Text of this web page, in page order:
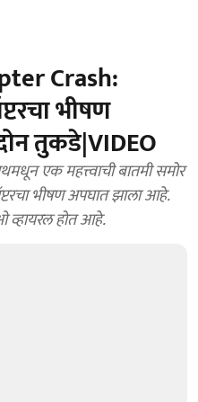
Crash:
भीषण
तुकडे|VIDEO
एक महत्त्वाची बातमी समोर
भीषण अपघात झाला आहे.
व्हायरल होत आहे.